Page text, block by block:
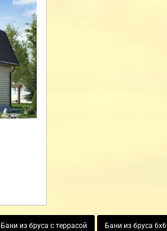
Бани из бруса с террасой Бани из бруса 6х6